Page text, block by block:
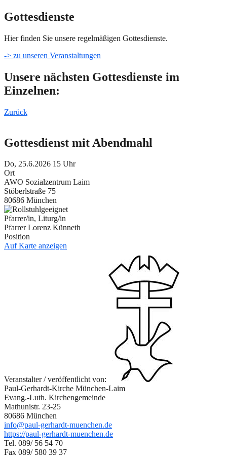
Gottesdienste
Hier finden Sie unsere regelmäßigen Gottesdienste.
-> zu unseren Veranstaltungen
Unsere nächsten Gottesdienste im
Einzelnen:
Zurück
Gottesdienst mit Abendmahl
Do, 25.6.2026 15 Uhr
Ort
AWO Sozialzentrum Laim
Stöberlstraße 75
80686 München
Pfarrer/in, Liturg/in
Pfarrer Lorenz Künneth
Position
Auf Karte anzeigen
Veranstalter / veröffentlicht von:
Paul-Gerhardt-Kirche München-Laim
Evang.-Luth. Kirchengemeinde
Mathunistr. 23-25
80686 München
info@paul-gerhardt-muenchen.de
https://paul-gerhardt-muenchen.de
Tel. 089/ 56 54 70
Fax 089/ 580 39 37